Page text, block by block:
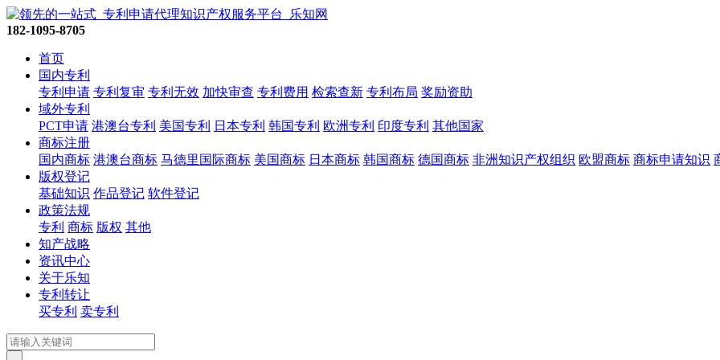
182-1095-8705
首页
国内专利
专利申请 专利复审 专利无效 加快审查 专利费用 检索查新 专利布局 奖励资助
域外专利
PCT申请 港澳台专利 美国专利 日本专利 韩国专利 欧洲专利 印度专利 其他国家
商标注册
国内商标 港澳台商标 马德里国际商标 美国商标 日本商标 韩国商标 德国商标 非洲知识产权组织 欧盟商标 商标申请知识
版权登记
基础知识 作品登记 软件登记
政策法规
专利 商标 版权 其他
知产战略
资讯中心
关于乐知
专利转让
买专利 卖专利